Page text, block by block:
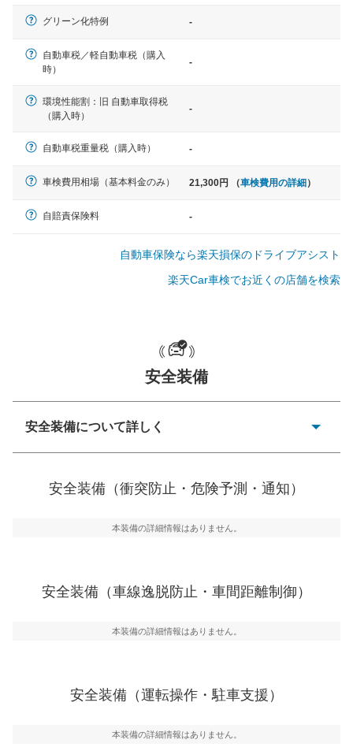
クラウン、アルファード、フォレ
カD:5 など
一般的な荷物のサイズの目安
グリーン化特例 -
自動車税／軽自動車税（購入
時）
-
環境性能割：旧 自動車取得税
（購入時）
-
自動車税重量税（購入時） -
車検費用相場（基本料金のみ） 21,300円 （車検費用の詳細）
自賠責保険料 -
自動車保険なら楽天損保のドライブアシスト
楽天Car車検でお近くの店舗を検索
安全装備
安全装備について詳しく
ーキアシスト、ABSなどが装備されています。
車線逸脱防止
車線のはみだしやふらつきを防止するためにレーンキー
運転・駐車支援
グ・アシストやサイドブラインドモニターなどが装備さ
安全装備（衝突防止・危険予測・通知）
本装備の詳細情報はありません。
安全装備（車線逸脱防止・車間距離制御）
本装備の詳細情報はありません。
安全装備（運転操作・駐車支援）
本装備の詳細情報はありません。